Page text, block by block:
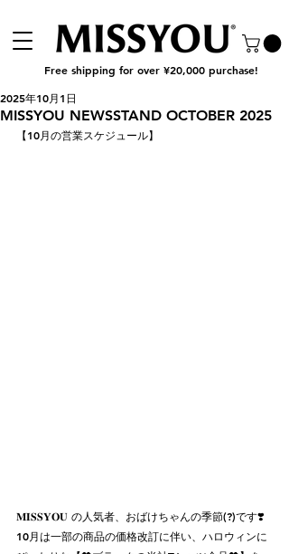
Free shipping for over ¥20,000 purchase!
MISSYOU NEWSSTAND OCTOBER 2025
2025年10月1日
【10月の営業スケジュール】
𝐌𝚰𝐒𝐒𝐘𝐎𝐔 の人気者、おばけちゃんの季節(?)です❣️
10月は一部の商品の価格改訂に伴い、ハロウィンに